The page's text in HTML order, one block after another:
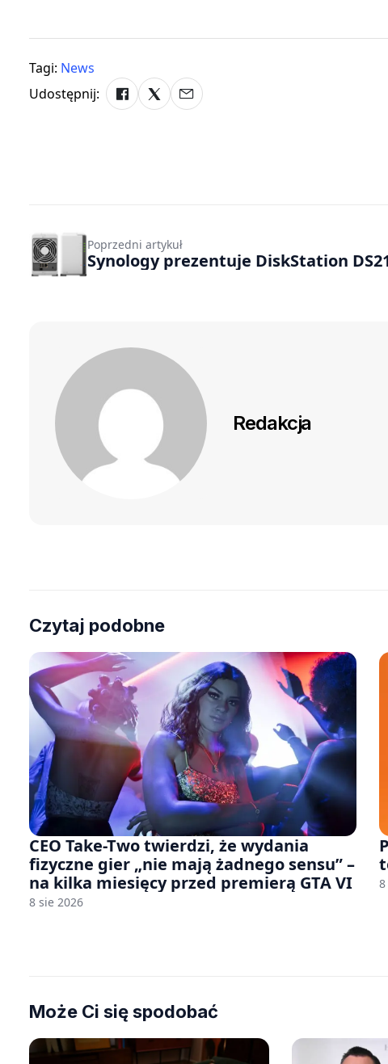
Tagi: News
Udostępnij:
Poprzedni artykuł
Synology prezentuje DiskStation
Redakcja
Czytaj podobne
CEO Take-Two twierdzi, że wydania
fizyczne gier „nie mają żadnego sensu” –
na kilka miesięcy przed premierą GTA VI
8 sie 2026
Może Ci się spodobać